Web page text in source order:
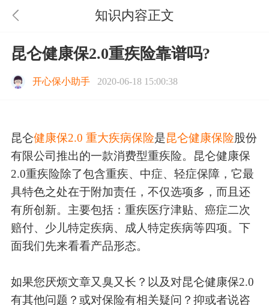
知识内容正文
昆仑健康保2.0重疾险靠谱吗?
开心保小助手 2020-06-18 15:00:38
昆仑健康保2.0 重大疾病保险是昆仑健康保险股份
有限公司推出的一款消费型重疾险。昆仑健康保
2.0重疾险除了包含重疾、中症、轻症保障，它最
具特色之处在于附加责任，不仅选项多，而且还
有所创新。主要包括：重疾医疗津贴、癌症二次
赔付、少儿特定疾病、成人特定疾病等四项。下
面我们先来看看产品形态。
如果您厌烦文章又臭又长？以及对昆仑健康保2.0
有其他问题？或对保险有相关疑问？抑或者说咨